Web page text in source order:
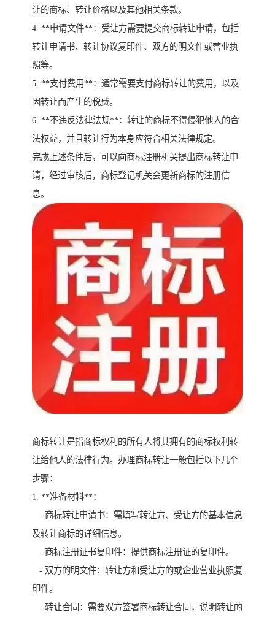
让的商标、转让价格以及其他相关条款。
4. **申请文件**：受让方需要提交商标转让申请，包括
转让申请书、转让协议复印件、双方的明文件或营业执
照等。
5. **支付费用**：通常需要支付商标转让的费用，以及
因转让而产生的税费。
6. **不违反法律法规**：转让的商标不得侵犯他人的合
法权益，并且转让行为本身应符合相关法律规定。
完成上述条件后，可以向商标注册机关提出商标转让申
请，经过审核后，商标登记机关会更新商标的注册信
息。
商标转让是指商标权利的所有人将其拥有的商标权利转
让给他人的法律行为。办理商标转让一般包括以下几个
步骤：
1. **准备材料**：
- 商标转让申请书：需填写转让方、受让方的基本信息
及转让商标的详细信息。
- 商标注册证书复印件：提供商标注册证的复印件。
- 双方的明文件：转让方和受让方的或企业营业执照复
印件。
- 转让合同：需要双方签署商标转让合同，说明转让的